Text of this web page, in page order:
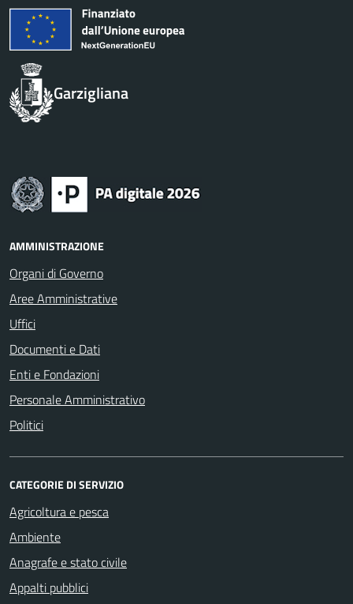
Garzigliana
AMMINISTRAZIONE
Organi di Governo
Aree Amministrative
Uffici
Documenti e Dati
Enti e Fondazioni
Personale Amministrativo
Politici
CATEGORIE DI SERVIZIO
Agricoltura e pesca
Ambiente
Anagrafe e stato civile
Appalti pubblici